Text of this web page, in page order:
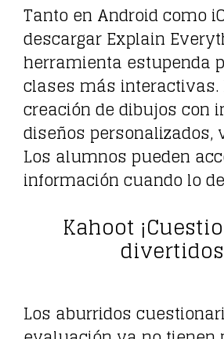
Tanto en Android como
descargar Explain
herramienta estupenda
clases más interactivas.
creación de dibujos con
diseños personalizados,
Los alumnos pueden
información cuando lo
Kahoot
Los aburridos